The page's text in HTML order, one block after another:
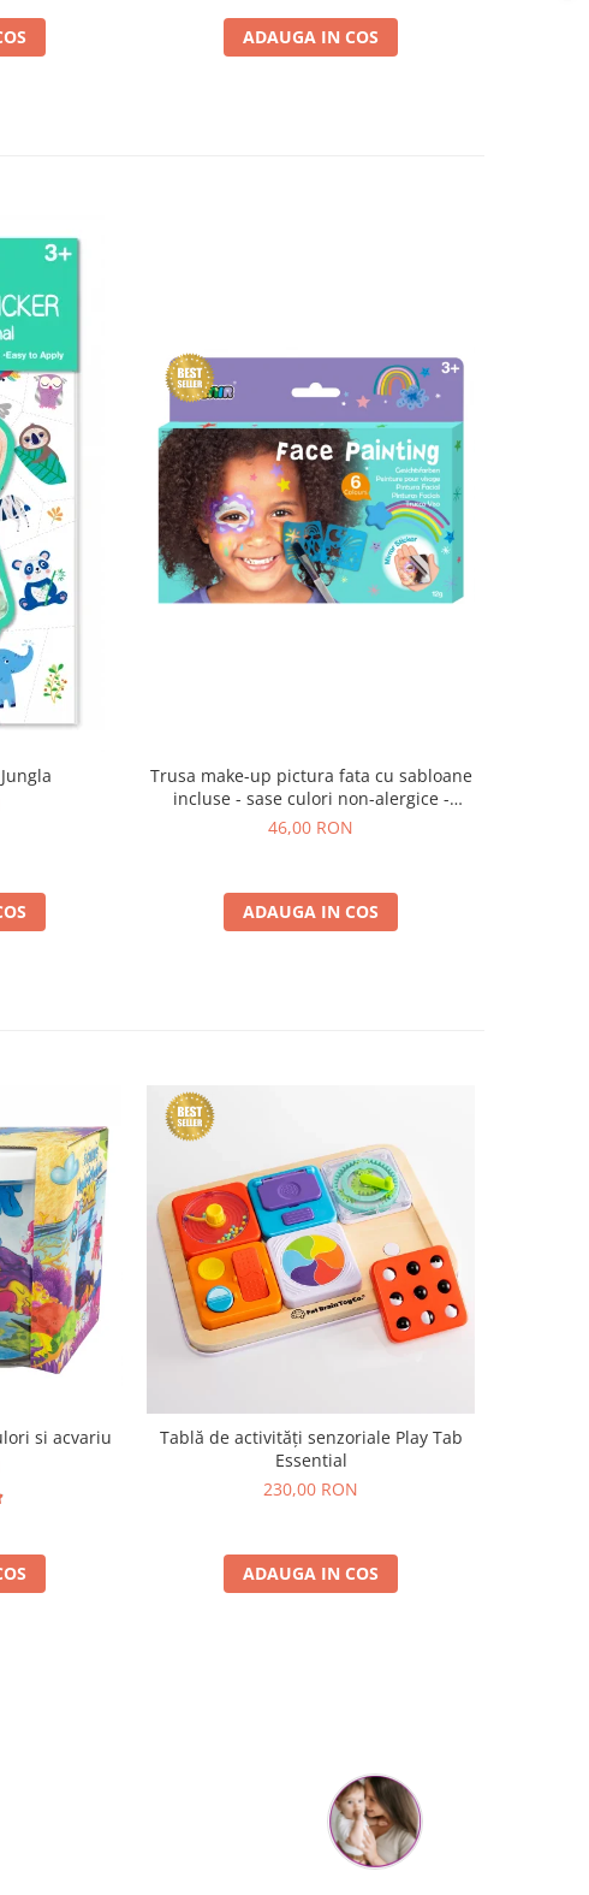
ADAUGA IN COS
Trusa make-up pictura fata cu sabloane
incluse - sase culori non-alergice -
curcubeu si stele
46,00 RON
ADAUGA IN COS
si acvariu
Tablă de activități senzoriale Play Tab
Essential
230,00 RON
ADAUGA IN COS